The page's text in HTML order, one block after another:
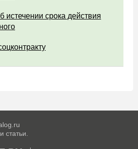
истечении срока действия
статьи.